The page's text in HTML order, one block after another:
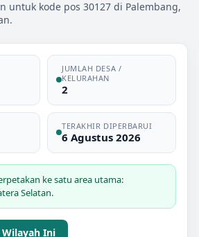
untuk kode pos 30127 di Palembang,
JUMLAH DESA /
KELURAHAN
2
TERAKHIR DIPERBARUI
6 Agustus 2026
ke satu area utama:
Selatan.
Ini